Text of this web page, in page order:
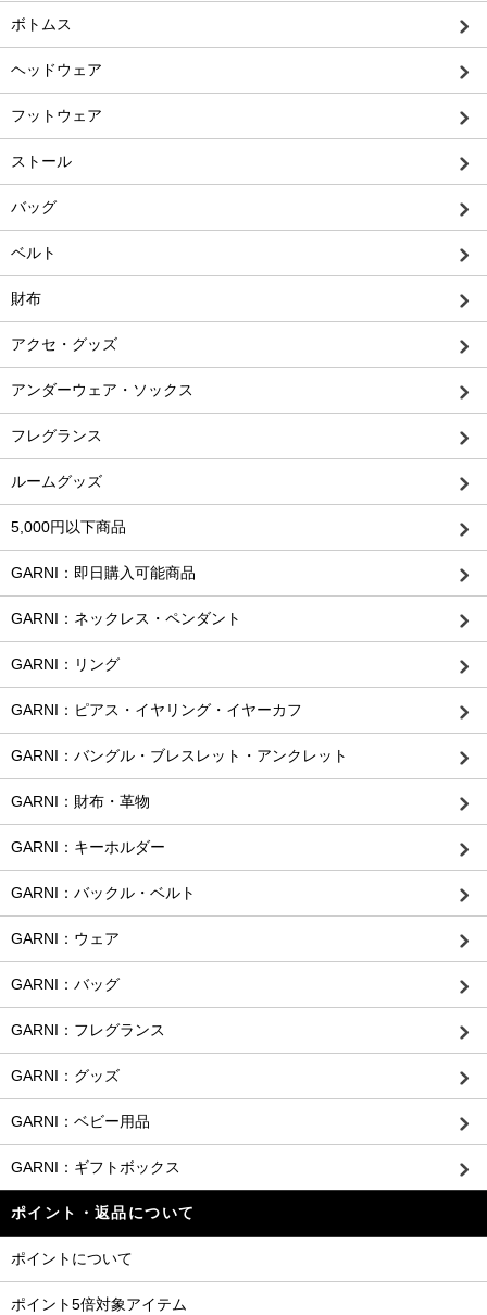
ボトムス
ヘッドウェア
フットウェア
ストール
バッグ
ベルト
財布
アクセ・グッズ
アンダーウェア・ソックス
フレグランス
ルームグッズ
5,000円以下商品
GARNI：即日購入可能商品
GARNI：ネックレス・ペンダント
GARNI：リング
GARNI：ピアス・イヤリング・イヤーカフ
GARNI：バングル・ブレスレット・アンクレット
GARNI：財布・革物
GARNI：キーホルダー
GARNI：バックル・ベルト
GARNI：ウェア
GARNI：バッグ
GARNI：フレグランス
GARNI：グッズ
GARNI：ベビー用品
GARNI：ギフトボックス
ポイント・返品について
ポイントについて
ポイント5倍対象アイテム